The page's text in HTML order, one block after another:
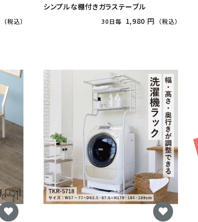
（税込）
シンプルな棚付きガラステーブル
30日毎 1,980 円 （税込）